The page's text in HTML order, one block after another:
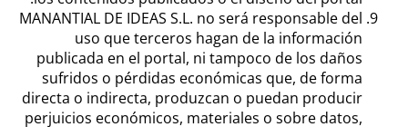
MANANTIAL DE IDEAS S.L. no será responsable del
uso que terceros hagan de la información
publicada en el portal, ni tampoco de los daños
sufridos o pérdidas económicas que, de forma
directa o indirecta, produzcan o puedan producir
perjuicios económicos, materiales o sobre datos,